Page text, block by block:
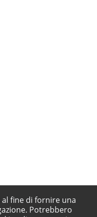
fine di fornire una
Potrebbero